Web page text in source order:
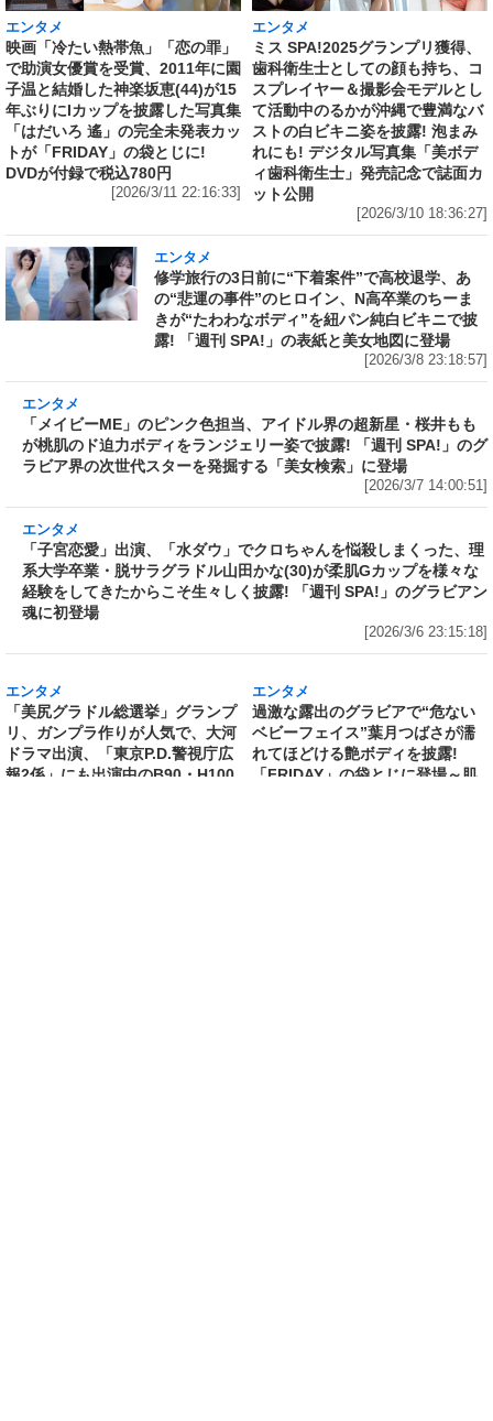
エンタメ
映画「冷たい熱帯魚」「恋の罪」
で助演女優賞を受賞、2011年に園
子温と結婚した神楽坂恵(44)が15
年ぶりにIカップを披露した写真集
「はだいろ 遙」の完全未発表カッ
トが「FRIDAY」の袋とじに!
DVDが付録で税込780円
[2026/3/11 22:16:33]
エンタメ
ミス SPA!2025グランプリ獲得、
歯科衛生士としての顔も持ち、コ
スプレイヤー＆撮影会モデルとし
て活動中のるかが沖縄で豊満なバ
ストの白ビキニ姿を披露! 泡まみ
れにも! デジタル写真集「美ボデ
ィ歯科衛生士」発売記念で誌面カ
ット公開
[2026/3/10 18:36:27]
エンタメ
修学旅行の3日前に“下着案件”で高校退学、あ
の“悲運の事件”のヒロイン、N高卒業のちーま
きが“たわわなボディ”を紐パン純白ビキニで披
露! 「週刊 SPA!」の表紙と美女地図に登場
[2026/3/8 23:18:57]
「メイビーME」のピンク色担当、アイドル界の
超新星・桜井ももが桃肌のド迫力ボディをラン
ジェリー姿で披露! 「週刊 SPA!」のグラビア界
の次世代スターを発掘する「美女検索」に登場
[2026/3/7 14:00:51]
エンタメ
「子宮恋愛」出演、「水ダウ」でクロちゃんを
悩殺しまくった、理系大学卒業・脱サラグラド
てきたからこそ生々しく披露! 「週刊 SPA!」の
グラビアン魂に初登場